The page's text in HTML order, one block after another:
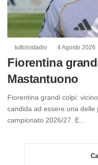
tuttolostadio 4 Agosto 2026
Fiorentina
Mastantuono
Fiorentina grandi colpi:
candida ad essere una delle
campionato 2026/27. E…